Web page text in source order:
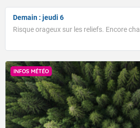
Demain : jeudi 6
Risque orageux sur les reliefs. Encore
INFOS MÉTÉO